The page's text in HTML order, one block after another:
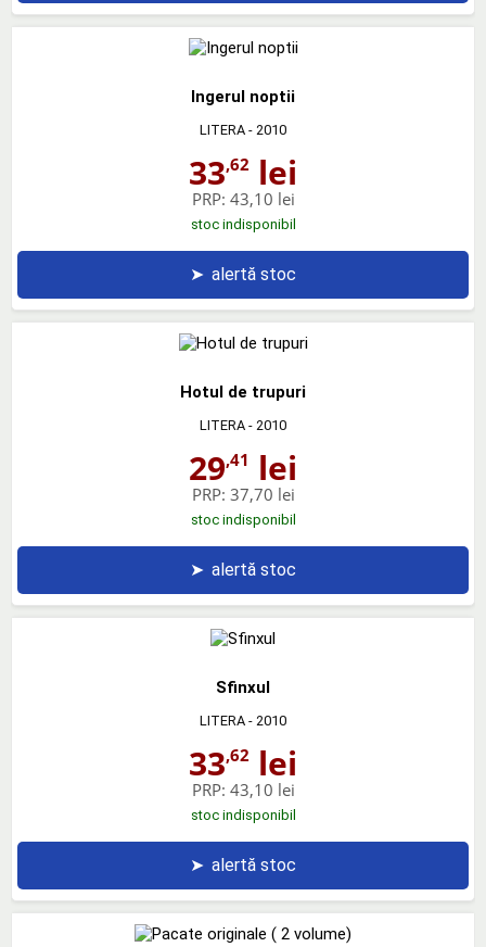
Ingerul noptii
LITERA - 2010
33,62 lei
PRP: 43,10 lei
stoc indisponibil
➤ alertă stoc
Hotul de trupuri
LITERA - 2010
29,41 lei
PRP: 37,70 lei
stoc indisponibil
➤ alertă stoc
Sfinxul
LITERA - 2010
33,62 lei
PRP: 43,10 lei
stoc indisponibil
➤ alertă stoc